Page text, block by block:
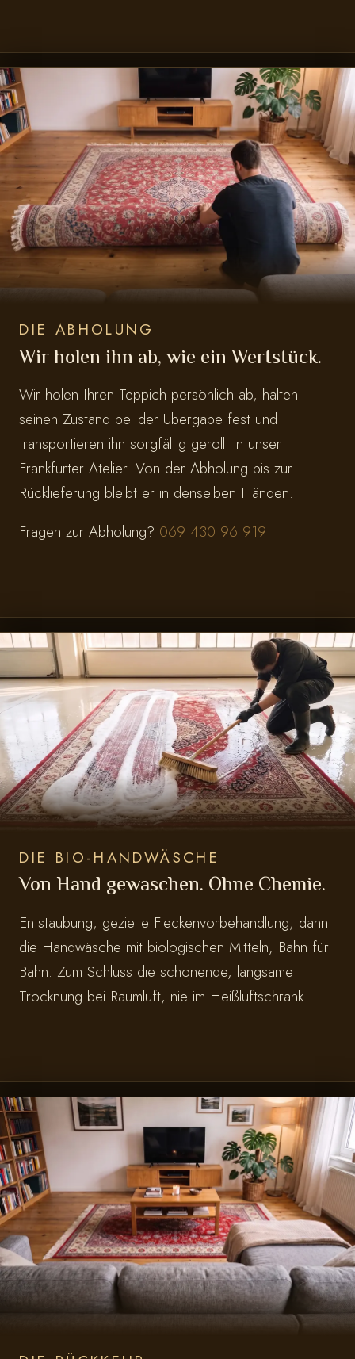
DIE ABHOLUNG
Wir holen ihn ab, wie ein Wertstück.
Wir holen Ihren Teppich persönlich ab, halten
seinen Zustand bei der Übergabe fest und
transportieren ihn sorgfältig gerollt in unser
Frankfurter Atelier. Von der Abholung bis zur
Rücklieferung bleibt er in denselben Händen.
Fragen zur Abholung? 069 430 96 919
DIE BIO-HANDWÄSCHE
Von Hand gewaschen. Ohne Chemie.
Entstaubung, gezielte Fleckenvorbehandlung, dann
die Handwäsche mit biologischen Mitteln, Bahn für
Bahn. Zum Schluss die schonende, langsame
Trocknung bei Raumluft, nie im Heißluftschrank.